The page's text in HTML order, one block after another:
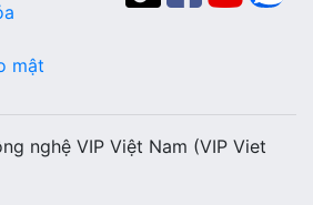
mật
nghệ VIP Việt Nam (VIP Viet